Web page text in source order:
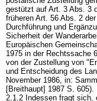
gestützt auf Art. 3 Abs. 3
früheren Art. 56 Abs. 2
Durchführung und
Sicherheit der
Europäischen
1975 in der Rechtssache
von der Zustellung von
und Entscheidung des
November 1986, in:
[Breithaupt] 1987 S. 605).
2.1.2 Indessen fragt sich,